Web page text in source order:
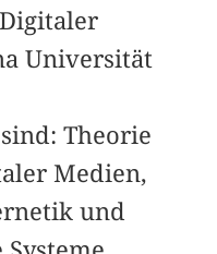
Universität
Theorie
Medien,
und